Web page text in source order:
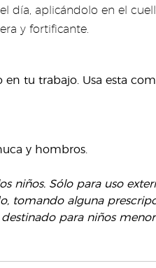
día, aplicándolo en el
y fortificante.
tu trabajo. Usa esta
y hombros.
niños. Sólo para uso
tomando alguna
para niños